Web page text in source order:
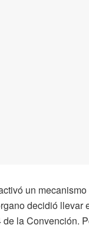
un
decidió llevar
la Convención.